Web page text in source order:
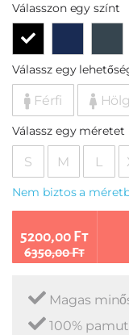
Válasszon egy színt
Válassz egy
Férfi
Válassz egy méretet
S M L
Nem biztos a
5200,00 Ft
6350,00 Ft
Magas
100%